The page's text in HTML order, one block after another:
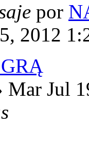
por
2012
Mar Jul